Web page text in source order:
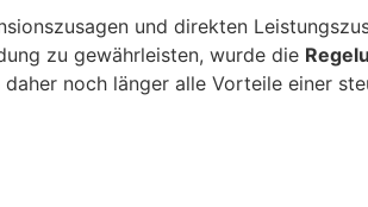
und direkten
zu gewährleisten, wurde die
noch länger alle Vorteile einer